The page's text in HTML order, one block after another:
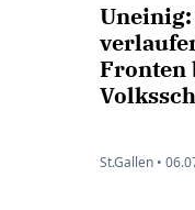
Uneinig:
Fronten
St.Gallen •